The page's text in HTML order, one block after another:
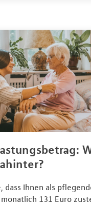
dass Ihnen als
131 Euro